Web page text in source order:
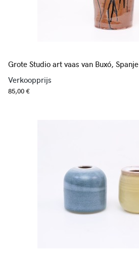
Grote Studio art vaas van Buxó, Spanje
Verkoopprijs
85,00 €